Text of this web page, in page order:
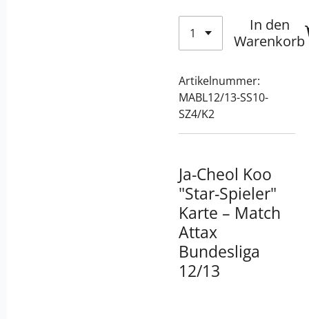
In den
Warenkorb
Artikelnummer:
MABL12/13-SS10-
SZ4/K2
Ja-Cheol Koo
"Star-Spieler"
Karte – Match
Attax
Bundesliga
12/13